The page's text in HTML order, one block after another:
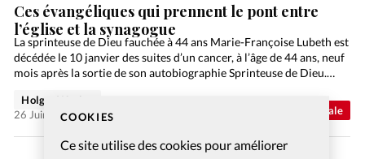
COOKIES
Ce site utilise des cookies pour améliorer
Actualité internationale
Ces évangéliques qui prennent le pont entre
l’église et la synagogue
La sprinteuse de Dieu fauchée à 44 ans Marie-Françoise Lubeth est
décédée le 10 janvier des suites d’un cancer, à l’âge de 44 ans, neuf
mois après la sortie de son autobiographie Sprinteuse de Dieu.…
Holger Wetjen
26 Juin 2026